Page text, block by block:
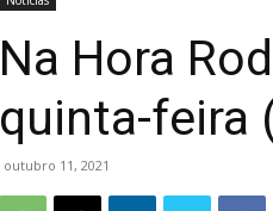
Na Hora
quinta-feira
outubro 11, 2021